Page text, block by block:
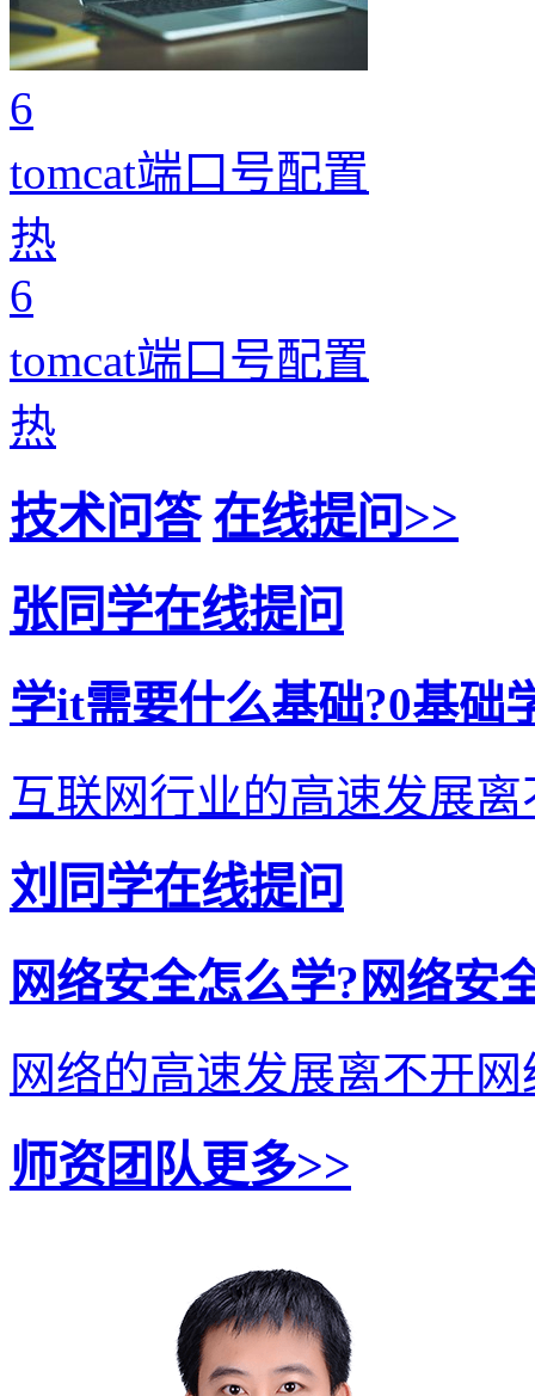
6
tomcat端口号配置
热
6
tomcat端口号配置
热
技术问答 在线提问>>
张同学在线提问
学it需要什么基础?0基础
互联网行业的高速发展
刘同学在线提问
网络安全怎么学?网络安
网络的高速发展离不开
师资团队更多>>